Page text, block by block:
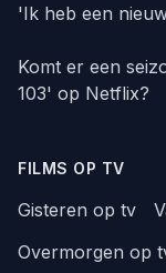
'Ik heb een
Komt er een
103' op Netflix?
FILMS OP TV
Gisteren op tv
Overmorgen op